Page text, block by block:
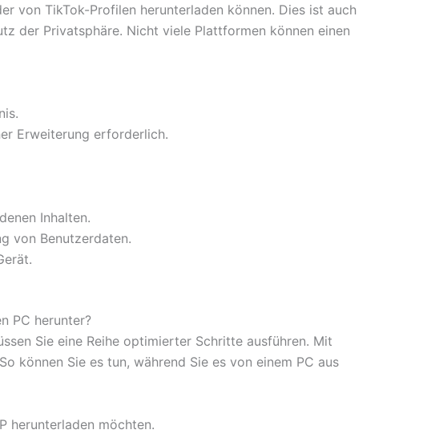
von TikTok-Profilen herunterladen können. Dies ist auch
der Privatsphäre. Nicht viele Plattformen können einen
Erweiterung erforderlich.
Inhalten.
von Benutzerdaten.
PC herunter?
Sie eine Reihe optimierter Schritte ausführen. Mit
können Sie es tun, während Sie es von einem PC aus
herunterladen möchten.